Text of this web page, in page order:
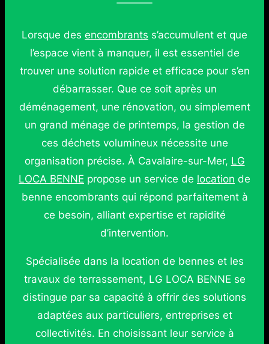
Lorsque des encombrants s’accumulent et que
l’espace vient à manquer, il est essentiel de
trouver une solution rapide et efficace pour s’en
débarrasser. Que ce soit après un
déménagement, une rénovation, ou simplement
un grand ménage de printemps, la gestion de
ces déchets volumineux nécessite une
organisation précise. À Cavalaire-sur-Mer, LG
LOCA BENNE propose un service de location de
benne encombrants qui répond parfaitement à
ce besoin, alliant expertise et rapidité
d’intervention.
Spécialisée dans la location de bennes et les
travaux de terrassement, LG LOCA BENNE se
distingue par sa capacité à offrir des solutions
adaptées aux particuliers, entreprises et
collectivités. En choisissant leur service à